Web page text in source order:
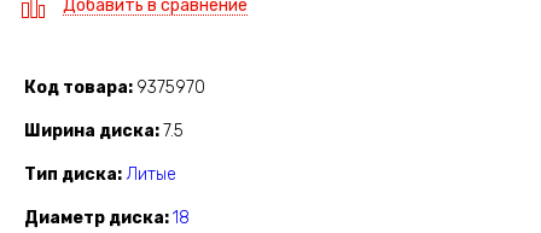
Добавить в сравнение
Код товара 9375970
Ширина диска 7.5
Тип диска Литые
Диаметр диска 18